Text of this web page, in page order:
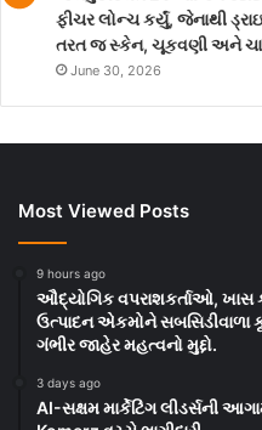
ફીચર લોન્ચ કર્યું, જેનાથી
તરત જ સ્કેન, ચૂકવણી અને
June 30, 2026
Most Viewed Posts
9 hours ago
ઔદ્યોગિક વપરાશકર્તાઓ, ખાસ
ઉત્પાદન એકમોને સબસિડીવાળા
ગંભીર જાહેર મહત્વનો મુદ્દો.
3 days ago
AI-સક્ષમ માર્કેટિંગ લીડર્સની